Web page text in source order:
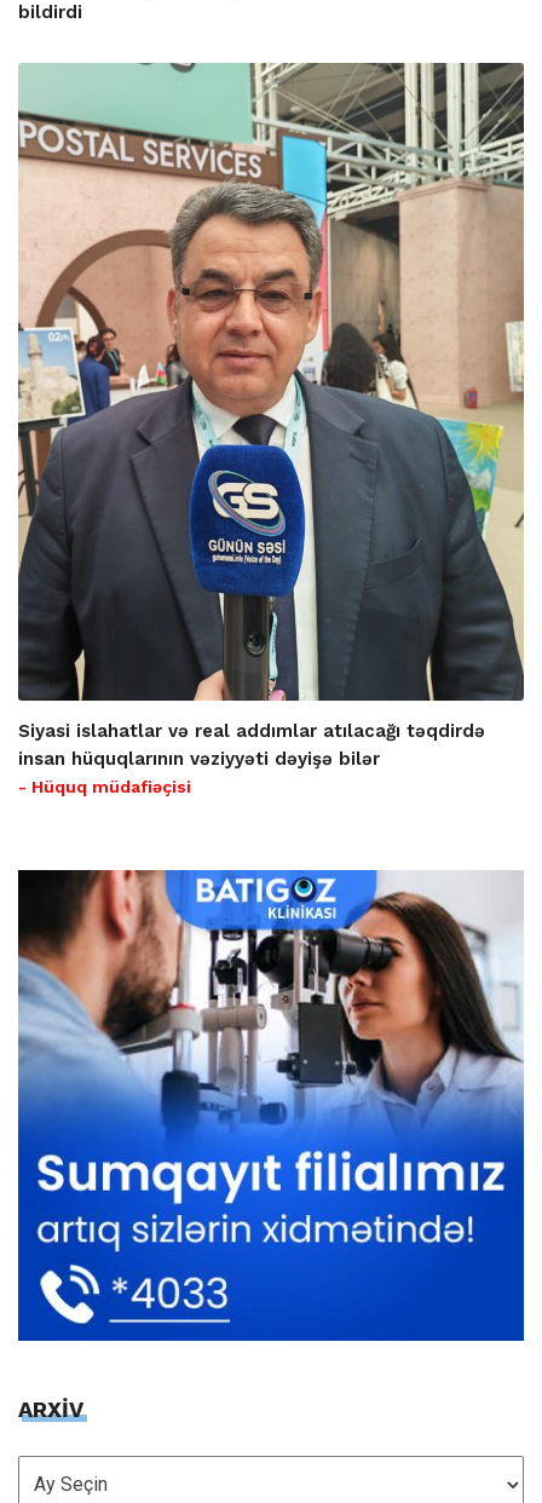
bildirdi
Siyasi islahatlar və real addımlar atılacağı təqdirdə
insan hüquqlarının vəziyyəti dəyişə bilər
- Hüquq müdafiəçisi
ARXİV
ARXİV